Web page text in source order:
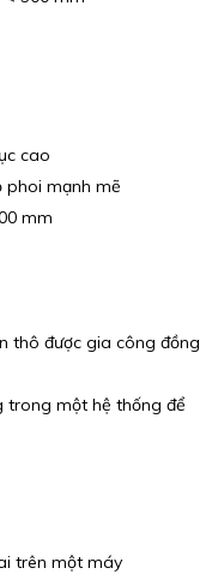
cao
phoi mạnh mẽ
mm
thô được gia công đồng
trong một hệ thống để
trên một máy